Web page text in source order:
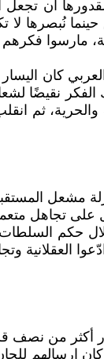
أن تجعل
حينما
مارسوا
كان اليسار
الفكر
ثم
مشعل
تجاهل
حكم
العقلانية
من نصف
إرسالهم